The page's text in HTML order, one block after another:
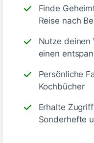
Finde
Reise nach
Nutze deinen
einen
Persönliche
Kochbücher
Erhalte
Sonderhefte
Backpapier
um ein
Backens zu
Belag:
perfekte